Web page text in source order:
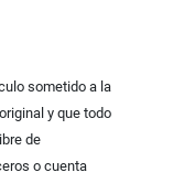
sometido a la
y que todo
de
o cuenta